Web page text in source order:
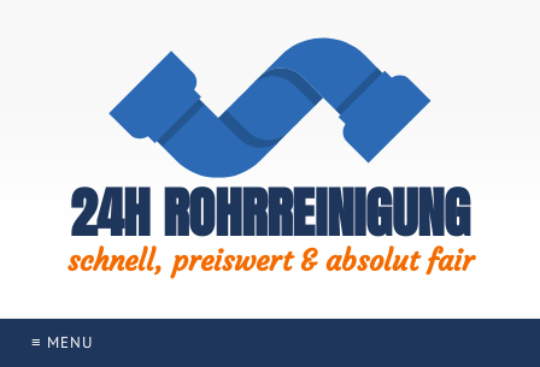
24H ROHRREINIGUNG
schnell, preiswert & absolut fair
≡ MENU